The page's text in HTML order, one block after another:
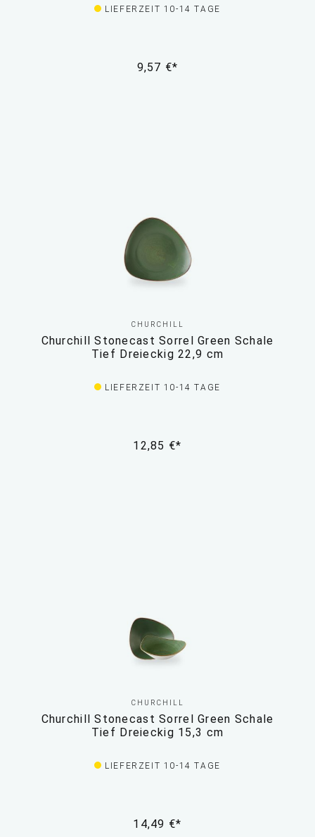
LIEFERZEIT 10-14 TAGE
9,57 €*
CHURCHILL
Churchill Stonecast Sorrel Green Schale
Tief Dreieckig 22,9 cm
LIEFERZEIT 10-14 TAGE
12,85 €*
CHURCHILL
Churchill Stonecast Sorrel Green Schale
Tief Dreieckig 15,3 cm
LIEFERZEIT 10-14 TAGE
14,49 €*